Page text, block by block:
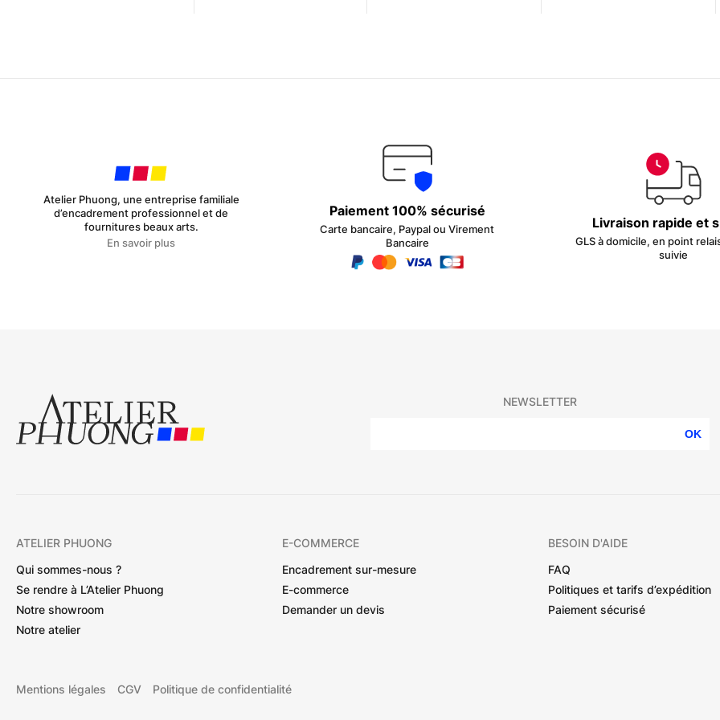
Atelier Phuong, une entreprise familiale
d’encadrement professionnel et de
fournitures beaux arts.
En savoir plus
Paiement 100% sécurisé
Carte bancaire, Paypal ou Virement
Bancaire
Livraison rapide et
GLS à domicile, en point
suivie
NEWSLETTER
OK
ATELIER PHUONG
Qui sommes-nous ?
Se rendre à L’Atelier Phuong
Notre showroom
Notre atelier
E-COMMERCE
Encadrement sur-mesure
E-commerce
Demander un devis
BESOIN D'AIDE
FAQ
Politiques et tarifs d’expédition
Paiement sécurisé
Mentions légales CGV Politique de confidentialité